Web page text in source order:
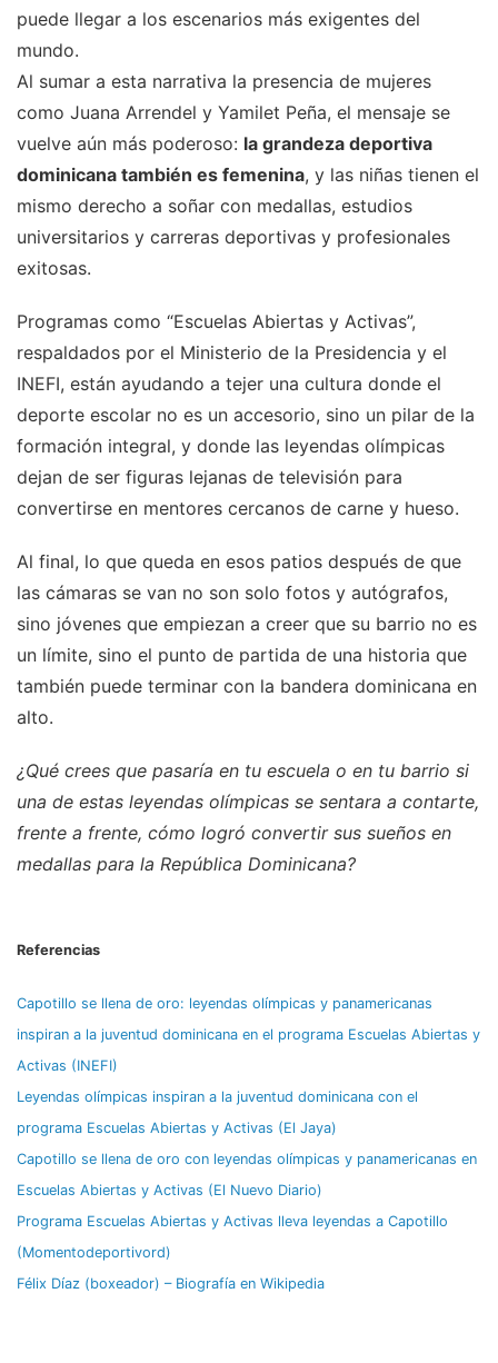
puede llegar a los escenarios más exigentes del
mundo.
Al sumar a esta narrativa la presencia de mujeres
como Juana Arrendel y Yamilet Peña, el mensaje se
vuelve aún más poderoso: la grandeza deportiva
dominicana también es femenina, y las niñas tienen el
mismo derecho a soñar con medallas, estudios
universitarios y carreras deportivas y profesionales
exitosas.
Programas como “Escuelas Abiertas y Activas”,
respaldados por el Ministerio de la Presidencia y el
INEFI, están ayudando a tejer una cultura donde el
deporte escolar no es un accesorio, sino un pilar de la
formación integral, y donde las leyendas olímpicas
dejan de ser figuras lejanas de televisión para
convertirse en mentores cercanos de carne y hueso.
Al final, lo que queda en esos patios después de que
las cámaras se van no son solo fotos y autógrafos,
sino jóvenes que empiezan a creer que su barrio no es
un límite, sino el punto de partida de una historia que
también puede terminar con la bandera dominicana en
alto.
¿Qué crees que pasaría en tu escuela o en tu barrio si
una de estas leyendas olímpicas se sentara a contarte,
frente a frente, cómo logró convertir sus sueños en
medallas para la República Dominicana?
Referencias
Capotillo se llena de oro: leyendas olímpicas y panamericanas
inspiran a la juventud dominicana en el programa Escuelas Abiertas y
Activas (INEFI)
Leyendas olímpicas inspiran a la juventud dominicana con el
programa Escuelas Abiertas y Activas (El Jaya)
Capotillo se llena de oro con leyendas olímpicas y panamericanas en
Escuelas Abiertas y Activas (El Nuevo Diario)
Programa Escuelas Abiertas y Activas lleva leyendas a Capotillo
(Momentodeportivord)
Félix Díaz (boxeador) – Biografía en Wikipedia